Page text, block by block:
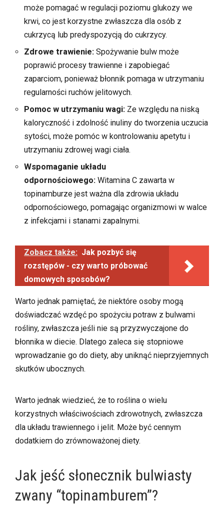
może pomagać w regulacji poziomu glukozy we
krwi, co jest korzystne zwłaszcza dla osób z
cukrzycą lub predyspozycją do cukrzycy.
Zdrowe trawienie: Spożywanie bulw może
poprawić procesy trawienne i zapobiegać
zaparciom, ponieważ błonnik pomaga w utrzymaniu
regularności ruchów jelitowych.
Pomoc w utrzymaniu wagi: Ze względu na niską
kaloryczność i zdolność inuliny do tworzenia uczucia
sytości, może pomóc w kontrolowaniu apetytu i
utrzymaniu zdrowej wagi ciała.
Wspomaganie układu
odpornościowego: Witamina C zawarta w
topinamburze jest ważna dla zdrowia układu
odpornościowego, pomagając organizmowi w walce
z infekcjami i stanami zapalnymi.
Zobacz także: Jak pozbyć się
rozstępów - czy warto próbować
domowych sposobów?
Warto jednak pamiętać, że niektóre osoby mogą
doświadczać wzdęć po spożyciu potraw z bulwami
rośliny, zwłaszcza jeśli nie są przyzwyczajone do
błonnika w diecie. Dlatego zaleca się stopniowe
wprowadzanie go do diety, aby uniknąć nieprzyjemnych
skutków ubocznych.
Warto jednak wiedzieć, że to roślina o wielu
korzystnych właściwościach zdrowotnych, zwłaszcza
dla układu trawiennego i jelit. Może być cennym
dodatkiem do zrównoważonej diety.
Jak jeść słonecznik bulwiasty
zwany “topinamburem”?